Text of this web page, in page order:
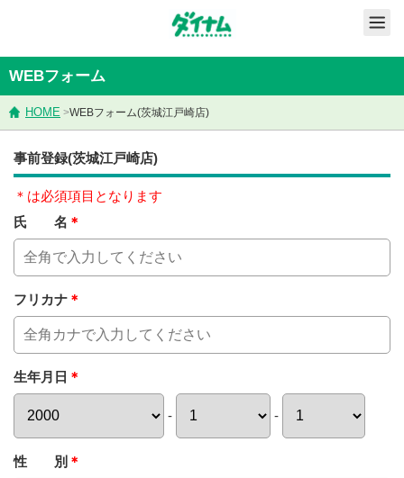
WEBフォーム
HOME >WEBフォーム(茨城江戸崎店)
事前登録(茨城江戸崎店)
＊は必須項目となります
氏 名 ＊
フリカナ ＊
生年月日 ＊
- -
性 別 ＊